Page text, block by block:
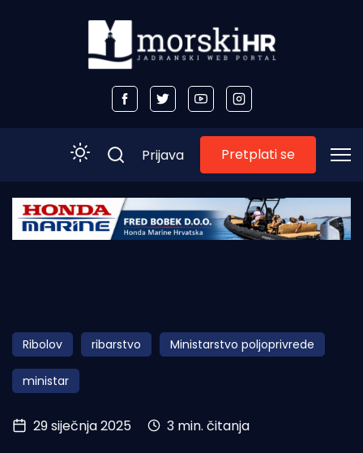
Početna
Obala
Otoci
Turizam i nautika
Pomorstvo
Prijava Pretplati se
Ribolov ribarstvo Ministarstvo poljoprivrede
ministar
29 siječnja 2025 3 min. čitanja